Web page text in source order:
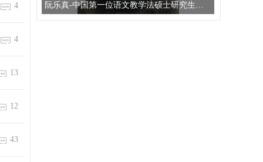
4
4
13
12
43
阮乐真-中国第一位语文教学法硕士研究生导师